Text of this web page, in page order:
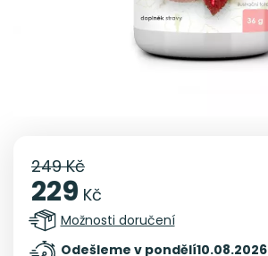
249 Kč
229 Kč
Možnosti doručení
Odešleme v pondělí10.08.2026